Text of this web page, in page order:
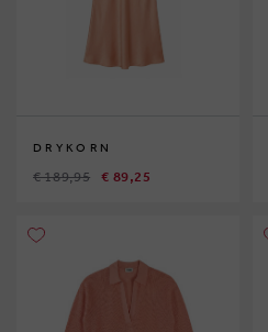
DRYKORN
€ 189,95 € 89,25